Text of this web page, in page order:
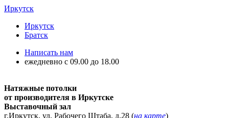
Иркутск
Иркутск
Братск
Написать нам
ежедневно с 09.00 до 18.00
Натяжные потолки
от производителя в Иркутске
Выставочный зал
г.Иркутск, ул. Рабочего Штаба, д.28 (на карте)